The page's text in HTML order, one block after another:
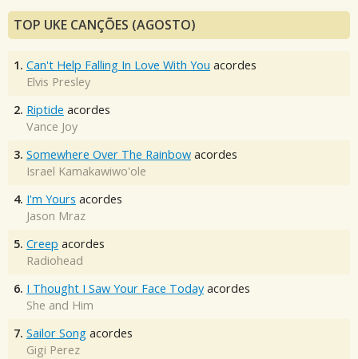
TOP UKE CANÇÕES (AGOSTO)
1. Can't Help Falling In Love With You acordes
Elvis Presley
2. Riptide acordes
Vance Joy
3. Somewhere Over The Rainbow acordes
Israel Kamakawiwo'ole
4. I'm Yours acordes
Jason Mraz
5. Creep acordes
Radiohead
6. I Thought I Saw Your Face Today acordes
She and Him
7. Sailor Song acordes
Gigi Perez